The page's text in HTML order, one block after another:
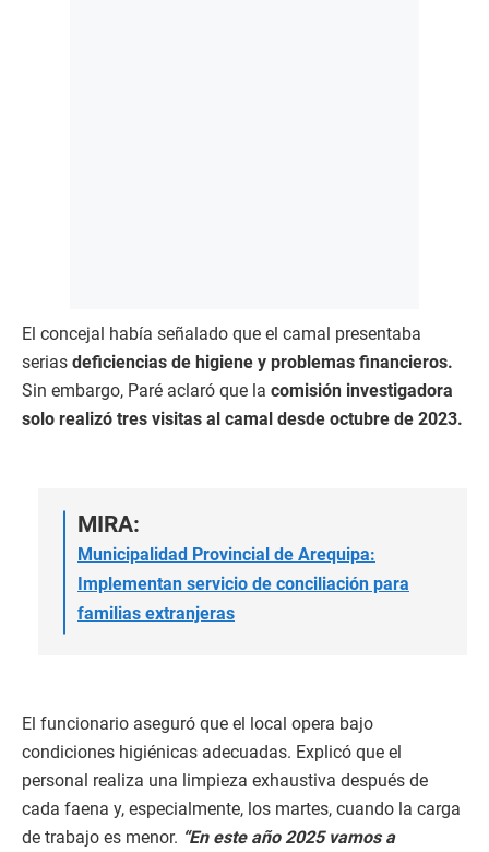
El concejal había señalado que el camal presentaba
serias deficiencias de higiene y problemas financieros.
Sin embargo, Paré aclaró que la comisión investigadora
solo realizó tres visitas al camal desde octubre de 2023.
MIRA:
Municipalidad Provincial de Arequipa:
Implementan servicio de conciliación para
familias extranjeras
El funcionario aseguró que el local opera bajo
condiciones higiénicas adecuadas. Explicó que el
personal realiza una limpieza exhaustiva después de
cada faena y, especialmente, los martes, cuando la carga
de trabajo es menor. “En este año 2025 vamos a